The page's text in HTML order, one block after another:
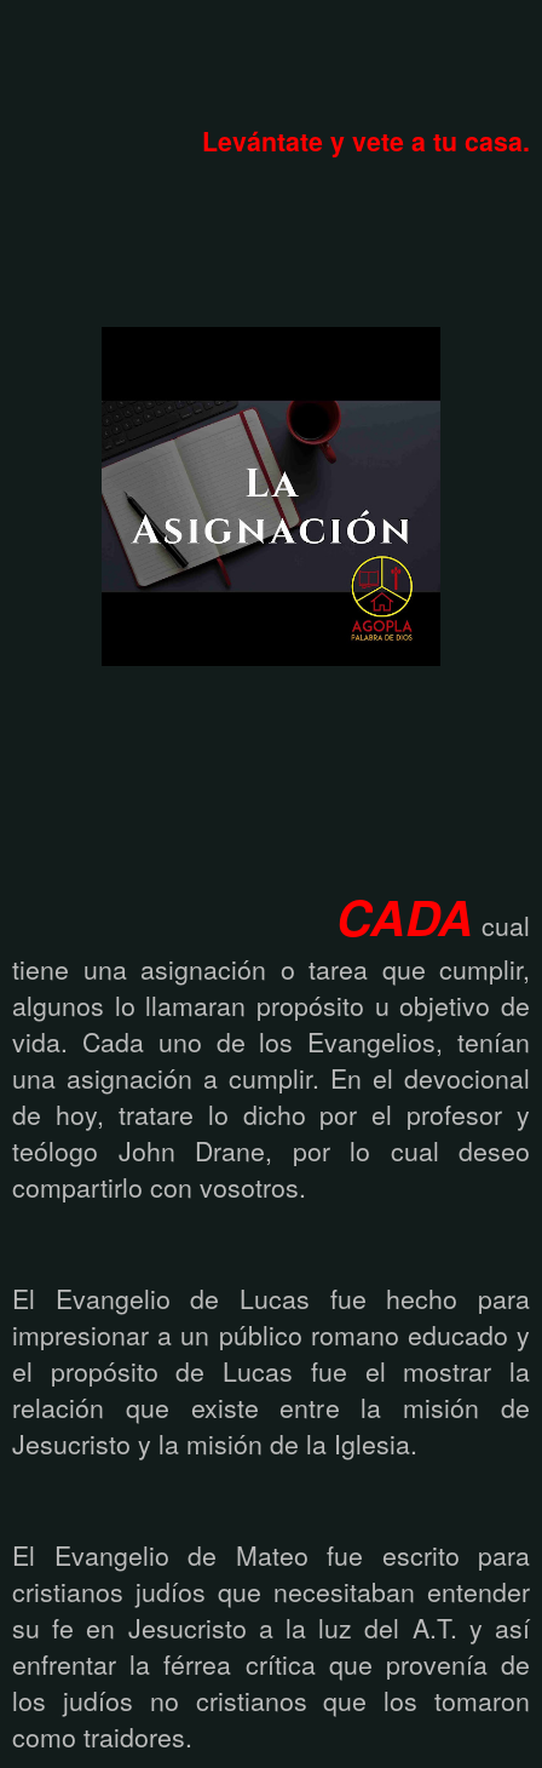
Levántate y vete a tu casa.
CADA cual
tiene una asignación o tarea que cumplir,
algunos lo llamaran propósito u objetivo de
vida. Cada uno de los Evangelios, tenían
una asignación a cumplir. En el devocional
de hoy, tratare lo dicho por el profesor y
teólogo John Drane, por lo cual deseo
compartirlo con vosotros.
El Evangelio de Lucas fue hecho para
impresionar a un público romano educado y
el propósito de Lucas fue el mostrar la
relación que existe entre la misión de
Jesucristo y la misión de la Iglesia.
El Evangelio de Mateo fue escrito para
cristianos judíos que necesitaban entender
su fe en Jesucristo a la luz del A.T. y así
enfrentar la férrea crítica que provenía de
los judíos no cristianos que los tomaron
como traidores.